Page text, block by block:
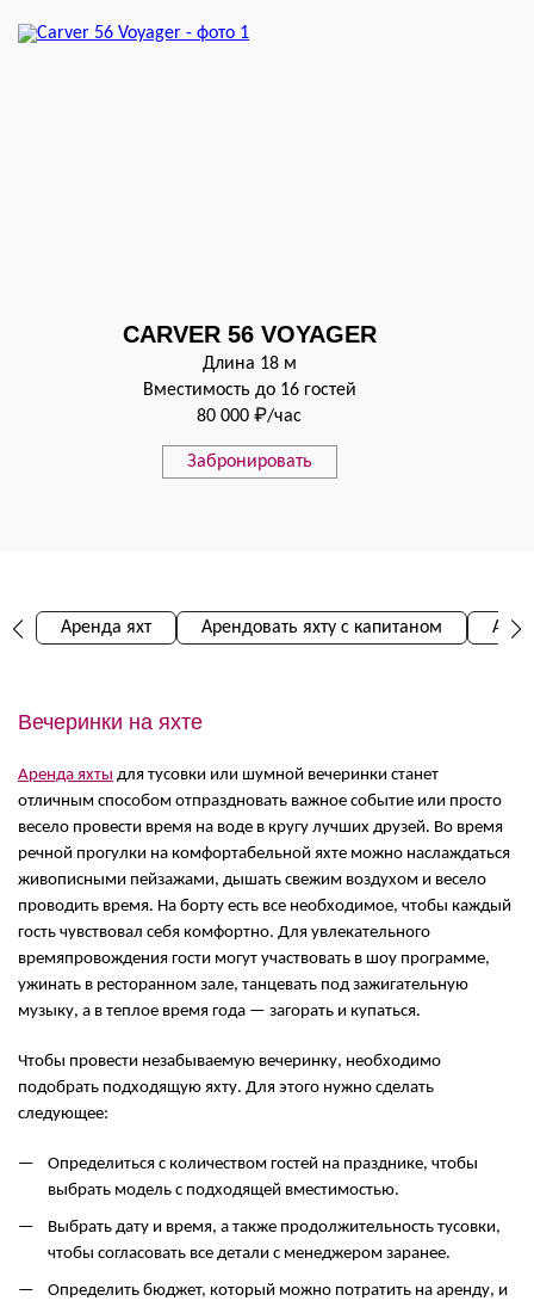
CARVER 56 VOYAGER
Длина 18 м
Вместимость до 16 гостей
80 000 ₽/час
Забронировать
Аренда яхт Арендовать яхту с капитаном
Вечеринки на яхте
Аренда яхты для тусовки или шумной вечеринки станет
отличным способом отпраздновать важное событие или просто
весело провести время на воде в кругу лучших друзей. Во время
речной прогулки на комфортабельной яхте можно наслаждаться
живописными пейзажами, дышать свежим воздухом и весело
проводить время. На борту есть все необходимое, чтобы каждый
гость чувствовал себя комфортно. Для увлекательного
времяпровождения гости могут участвовать в шоу программе,
ужинать в ресторанном зале, танцевать под зажигательную
музыку, а в теплое время года — загорать и купаться.
Чтобы провести незабываемую вечеринку, необходимо
подобрать подходящую яхту. Для этого нужно сделать
следующее:
Определиться с количеством гостей на празднике, чтобы
выбрать модель с подходящей вместимостью.
Выбрать дату и время, а также продолжительность тусовки,
чтобы согласовать все детали с менеджером заранее.
Определить бюджет, который можно потратить на аренду, и